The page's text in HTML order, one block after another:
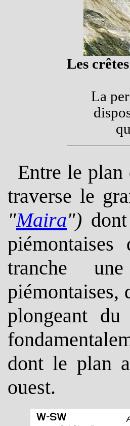
Les
La
Entre le plan
traverse le
"Maira")
tranche
piémontaises,
plongeant
dont le plan
ouest.